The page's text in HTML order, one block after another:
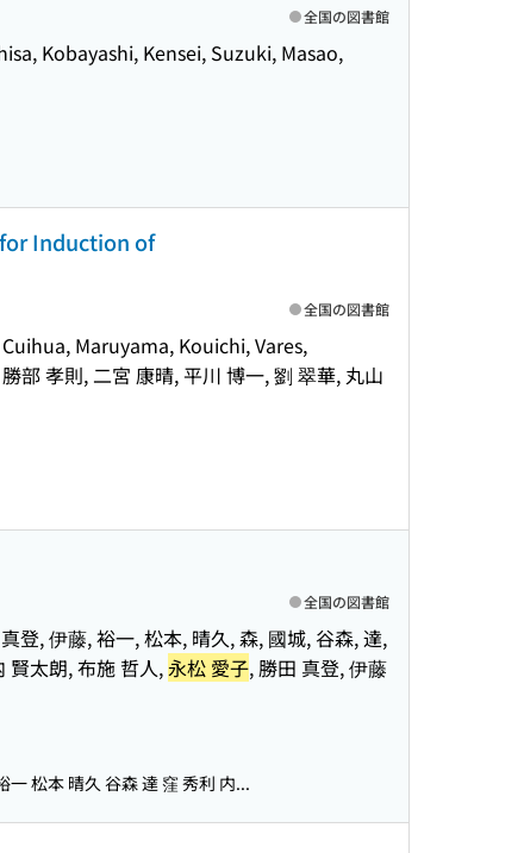
Kobayashi, Kensei, Suzuki, Masao,
全国の図書館
Induction of
Maruyama, Kouichi, Vares,
孝則, 二宮 康晴, 平川 博一, 劉 翠華, 丸山
全国の図書館
登, 伊藤, 裕一, 松本, 晴久, 森, 國城, 谷森, 達,
賢太朗, 布施 哲人,永松 愛子, 勝田 真登, 伊藤
全国の図書館
一 松本 晴久 谷森 達 窪 秀利 内...